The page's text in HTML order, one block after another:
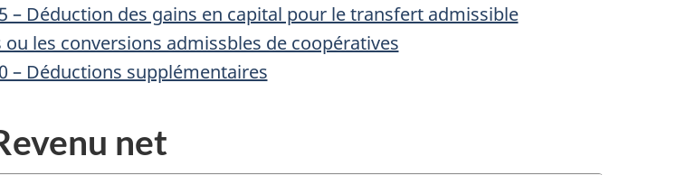
– Déduction des gains en capital pour le transfert admissible
les conversions admissbles de coopératives
– Déductions supplémentaires
net